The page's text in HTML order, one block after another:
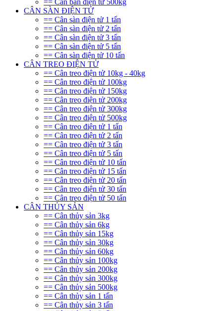
CÂN SÀN ĐIỆN TỬ
== Cân sàn điện tử 1 tấn
== Cân sàn điện tử 2 tấn
== Cân sàn điện tử 3 tấn
== Cân sàn điện tử 5 tấn
== Cân sàn điện tử 10 tấn
CÂN TREO ĐIỆN TỬ
== Cân treo điện tử 10kg - 40kg
== Cân treo điện tử 100kg
== Cân treo điện tử 150kg
== Cân treo điện tử 200kg
== Cân treo điện tử 300kg
== Cân treo điện tử 500kg
== Cân treo điện tử 1 tấn
== Cân treo điện tử 2 tấn
== Cân treo điện tử 3 tấn
== Cân treo điện tử 5 tấn
== Cân treo điện tử 10 tấn
== Cân treo điện tử 15 tấn
== Cân treo điện tử 20 tấn
== Cân treo điện tử 30 tấn
== Cân treo điện tử 50 tấn
CÂN THỦY SẢN
== Cân thủy sản 3kg
== Cân thủy sản 6kg
== Cân thủy sản 15kg
== Cân thủy sản 30kg
== Cân thủy sản 60kg
== Cân thủy sản 100kg
== Cân thủy sản 200kg
== Cân thủy sản 300kg
== Cân thủy sản 500kg
== Cân thủy sản 1 tấn
== Cân thủy sản 3 tấn